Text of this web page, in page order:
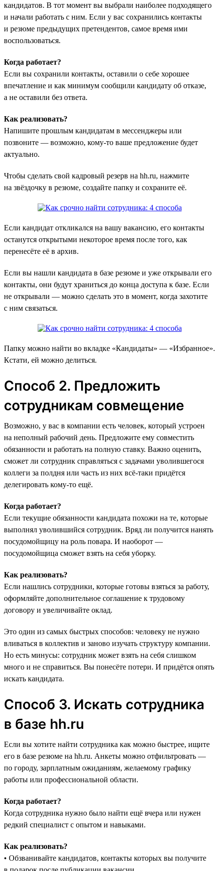
кандидатов. В тот момент вы выбрали наиболее подходящего
и начали работать с ним. Если у вас сохранились контакты
и резюме предыдущих претендентов, самое время ими
воспользоваться.
Когда работает?
Если вы сохранили контакты, оставили о себе хорошее
впечатление и как минимум сообщили кандидату об отказе,
а не оставили без ответа.
Как реализовать?
Напишите прошлым кандидатам в мессенджеры или
позвоните — возможно, кому-то ваше предложение будет
актуально.
Чтобы сделать свой кадровый резерв на hh.ru, нажмите
на звёздочку в резюме, создайте папку и сохраните её.
Если кандидат откликался на вашу вакансию, его контакты
останутся открытыми некоторое время после того, как
перенесёте её в архив.
Если вы нашли кандидата в базе резюме и уже открывали его
контакты, они будут храниться до конца доступа к базе. Если
не открывали — можно сделать это в момент, когда захотите
с ним связаться.
Папку можно найти во вкладке «‎Кандидаты» — «Избранное».
Кстати, ей можно делиться.
Способ 2. Предложить
сотрудникам совмещение
Возможно, у вас в компании есть человек, который устроен
на неполный рабочий день. Предложите ему совместить
обязанности и работать на полную ставку. Важно оценить,
сможет ли сотрудник справляться с задачами уволившегося
коллеги за полдня или часть из них всё-таки придётся
делегировать кому-то ещё.
Когда работает?
Если текущие обязанности кандидата похожи на те, которые
выполнял уволившийся сотрудник. Вряд ли получится нанять
посудомойщицу на роль повара. И наоборот —
посудомойщица сможет взять на себя уборку.
Как реализовать?
Если нашлись сотрудники, которые готовы взяться за работу,
оформляйте дополнительное соглашение к трудовому
договору и увеличивайте оклад.
Это один из самых быстрых способов: человеку не нужно
вливаться в коллектив и заново изучать структуру компании.
Но есть минусы: сотрудник может взять на себя слишком
много и не справиться. Вы понесёте потери. И придётся опять
искать кандидата.
Способ 3. Искать сотрудника
в базе hh.ru
Если вы хотите найти сотрудника как можно быстрее, ищите
его в базе резюме на hh.ru‎. Анкеты можно отфильтровать —
по городу, зарплатным ожиданиям, желаемому графику
работы или профессиональной области.
Когда работает?
Когда сотрудника нужно было найти ещё вчера или нужен
редкий специалист с опытом и навыками.
Как реализовать?
• Обзванивайте кандидатов, контакты которых вы получите